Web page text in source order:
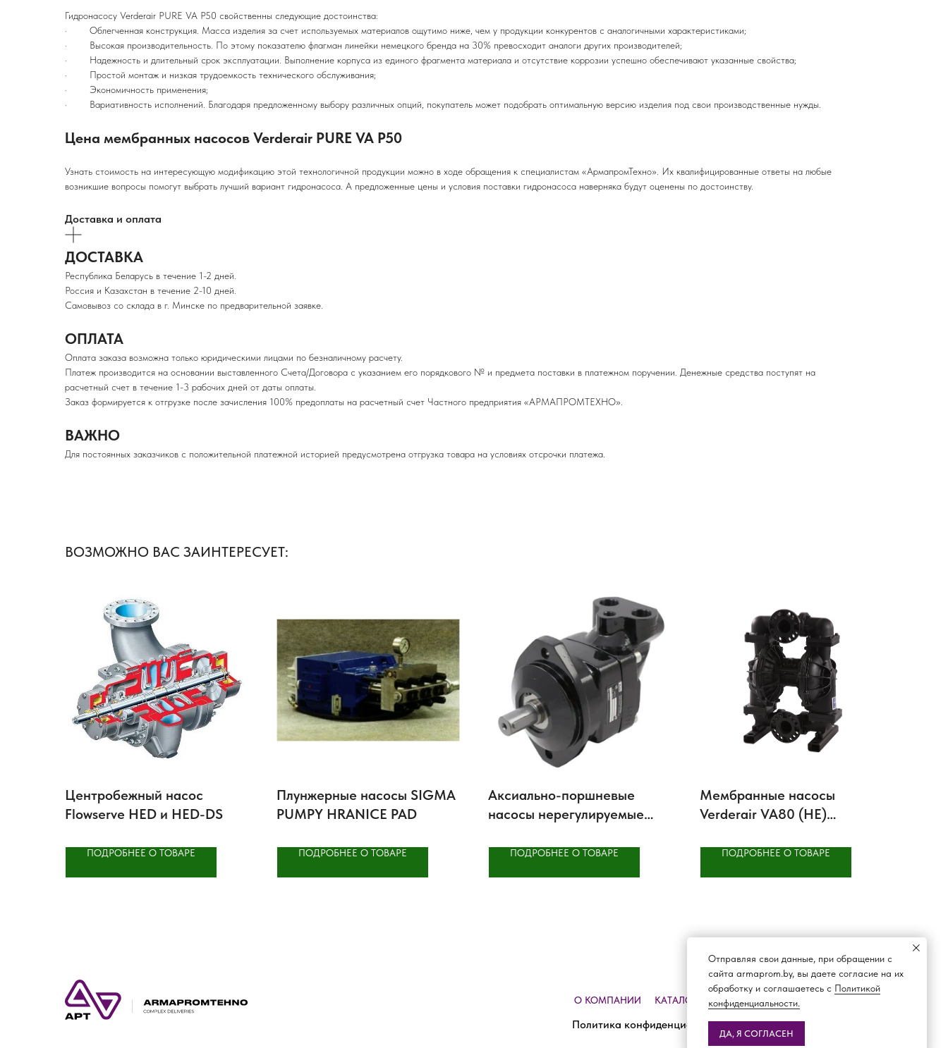
Гидронасосу Verderair PURE VA P50 свойственны следующие достоинства:
· Облегченная конструкция. Масса изделия за счет используемых материалов ощутимо ниже, чем у продукции конкурентов с аналогичными характеристиками;
· Высокая производительность. По этому показателю флагман линейки немецкого бренда на 30% превосходит аналоги других производителей;
· Надежность и длительный срок эксплуатации. Выполнение корпуса из единого фрагмента материала и отсутствие коррозии успешно обеспечивают указанные свойства;
· Простой монтаж и низкая трудоемкость технического обслуживания;
· Экономичность применения;
· Вариативность исполнений. Благодаря предложенному выбору различных опций, покупатель может подобрать оптимальную версию изделия под свои производственные нужды.
Цена мембранных насосов Verderair PURE VA P50
Узнать стоимость на интересующую модификацию этой технологичной продукции можно в ходе обращения к специалистам «АрмапромТехно». Их квалифицированные ответы на любые
возникшие вопросы помогут выбрать лучший вариант гидронасоса. А предложенные цены и условия поставки гидронасоса наверняка будут оценены по достоинству.
Доставка и оплата
ДОСТАВКА
Республика Беларусь в течение 1-2 дней.
Россия и Казахстан в течение 2-10 дней.
Самовывоз со склада в г. Минске по предварительной заявке.
ОПЛАТА
Оплата заказа возможна только юридическими лицами по безналичному расчету.
Платеж производится на основании выставленного Счета/Договора с указанием его порядкового № и предмета поставки в платежном поручении. Денежные средства поступят на
расчетный счет в течение 1-3 рабочих дней от даты оплаты.
Заказ формируется к отгрузке после зачисления 100% предоплаты на расчетный счет Частного предприятия «АРМАПРОМТЕХНО».
ВАЖНО
Для постоянных заказчиков с положительной платежной историей предусмотрена отгрузка товара на условиях отсрочки платежа.
ВОЗМОЖНО ВАС ЗАИНТЕРЕСУЕТ:
Центробежный насос
Flowserve HED и HED-DS
ПОДРОБНЕЕ О ТОВАРЕ
Плунжерные насосы SIGMA
PUMPY HRANICE PAD
ПОДРОБНЕЕ О ТОВАРЕ
Аксиально-поршневые
насосы нерегулируемые
ПОДРОБНЕЕ О ТОВАРЕ
Мембранные насосы
Verderair VA80 (HE)
ПОДРОБНЕЕ О ТОВАРЕ
Политика конфиденциальности
О КОМПАНИИ КАТАЛОГ ДОСТАВКА И ОПЛАТА
Отправляя свои данные, при обращении с
сайта armaprom.by, вы даете согласие на их
обработку и соглашаетесь с Политикой
конфиденциальности.
ДА, Я СОГЛАСЕН